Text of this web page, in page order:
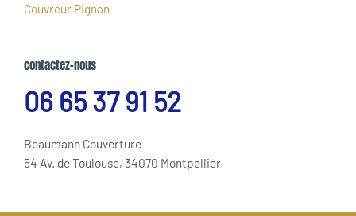
Couvreur Pignan
contactez-nous
06 65 37 91 52
Beaumann Couverture
54 Av. de Toulouse, 34070 Montpellier